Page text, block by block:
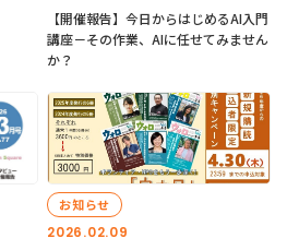
【開催報告】今日からはじめるAI入門
講座－その作業、AIに任せてみません
か？
2026.02.09
お知らせ